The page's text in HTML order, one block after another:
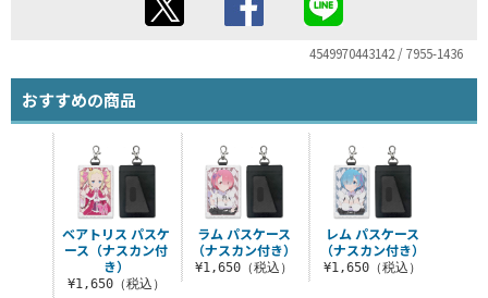
4549970443142 / 7955-1436
おすすめの商品
ラム パスケース
（ナスカン付き）
¥1,650（税込）
レム パスケース
（ナスカン付き）
¥1,650（税込）
ベアトリス パスケ
ース（ナスカン付
き）
¥1,650（税込）